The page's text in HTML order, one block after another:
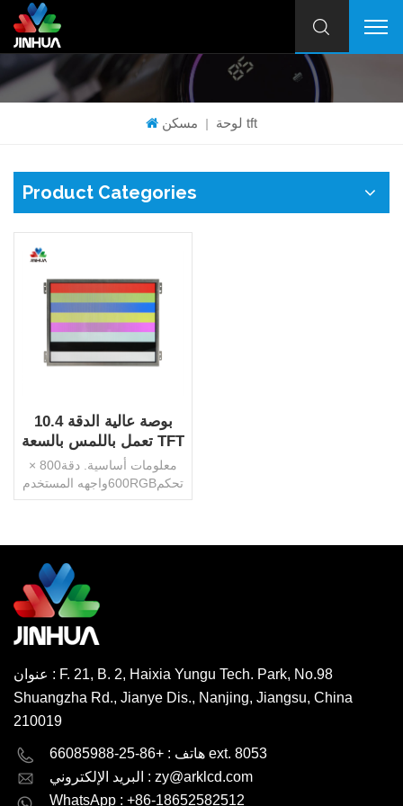
مسكن | لوحة tft
Product Categories
10.4 بوصة عالية الدقة
تعمل باللمس بالسعة TFT
سعر المصنع
معلومات أساسية. دقة800 ×
600واجهه المستخدمRGBتحكم
ICHX8282AA158.4x211.2
TNدرجة الحرارة التشغيل.-20
درجة ~ 70 درجة مئويةحجم
التشغيل2.8 فولتلوحة
اللمسبالسعة / المقاومةحماية
البيئةبنفايات HSFأصلالصينعلامة
منصة نقالةرمز النظام
المنسق853120000إنتاجية600000
قطعة / شهرموك1000 قطعة ،
عنوان : F. 21, B. 2, Haixia Yungu Tech. Park, No.98
Shuangzha Rd., Jianye Dis., Nanjing, Jiangsu, China
210019
هاتف : +86-25-66085988 ext. 8053
البريد الإلكتروني : zy@arklcd.com
WhatsApp : +86-18652582512
English Deutsch
русский español